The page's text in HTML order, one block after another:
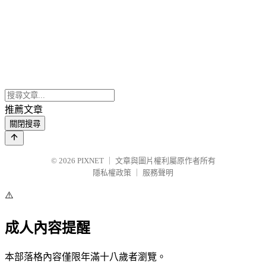
推薦文章
關閉搜尋
© 2026 PIXNET
文章與圖片權利屬原作者所有
隱私權政策
服務聲明
⚠️
成人內容提醒
本部落格內容僅限年滿十八歲者瀏覽。